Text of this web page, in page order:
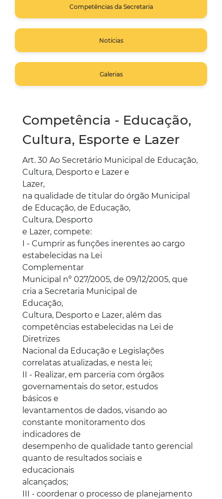
Competências da Secretaria
Notícias
Galerias
Competência - Educação,
Cultura, Esporte e Lazer
Art. 30 Ao Secretário Municipal de Educação,
Cultura, Desporto e Lazer e
Lazer,
na qualidade de titular do órgão Municipal
de Educação, de Educação,
Cultura, Desporto
e Lazer, compete:
I - Cumprir as funções inerentes ao cargo
estabelecidas na Lei
Complementar
Municipal nº 027/2005, de 09/12/2005, que
cria a Secretaria Municipal de
Educação,
Cultura, Desporto e Lazer, além das
competências estabelecidas na Lei de
Diretrizes
Nacional da Educação e Legislações
correlatas atualizadas, e nesta lei;
II - Realizar, em parceria com órgãos
governamentais do setor, estudos
básicos e
levantamentos de dados, visando ao
constante monitoramento dos
indicadores de
desempenho de qualidade tanto gerencial
quanto de resultados sociais e
educacionais
alcançados;
III - coordenar o processo de planejamento